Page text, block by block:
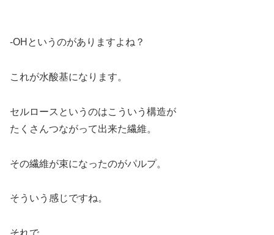
-OHというのがありますよね？
これが水酸基になります。
セルロースというのはこういう構造が
たくさんつながって出来た繊維。
その繊維が束になったのがパルプ。
そういう感じですね。